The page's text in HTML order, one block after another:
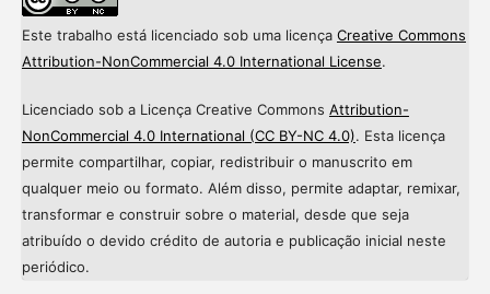
Este trabalho está licenciado sob uma licença Creative Commons
Attribution-NonCommercial 4.0 International License.
Licenciado sob a Licença Creative Commons Attribution-
NonCommercial 4.0 International (CC BY-NC 4.0). Esta licença
permite compartilhar, copiar, redistribuir o manuscrito em
qualquer meio ou formato. Além disso, permite adaptar, remixar,
transformar e construir sobre o material, desde que seja
atribuído o devido crédito de autoria e publicação inicial neste
periódico.